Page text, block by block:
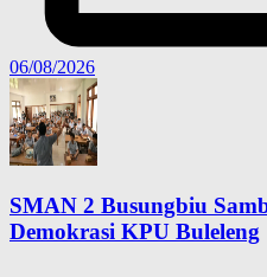
06/08/2026
SMAN 2 Busungbiu
Demokrasi KPU Buleleng